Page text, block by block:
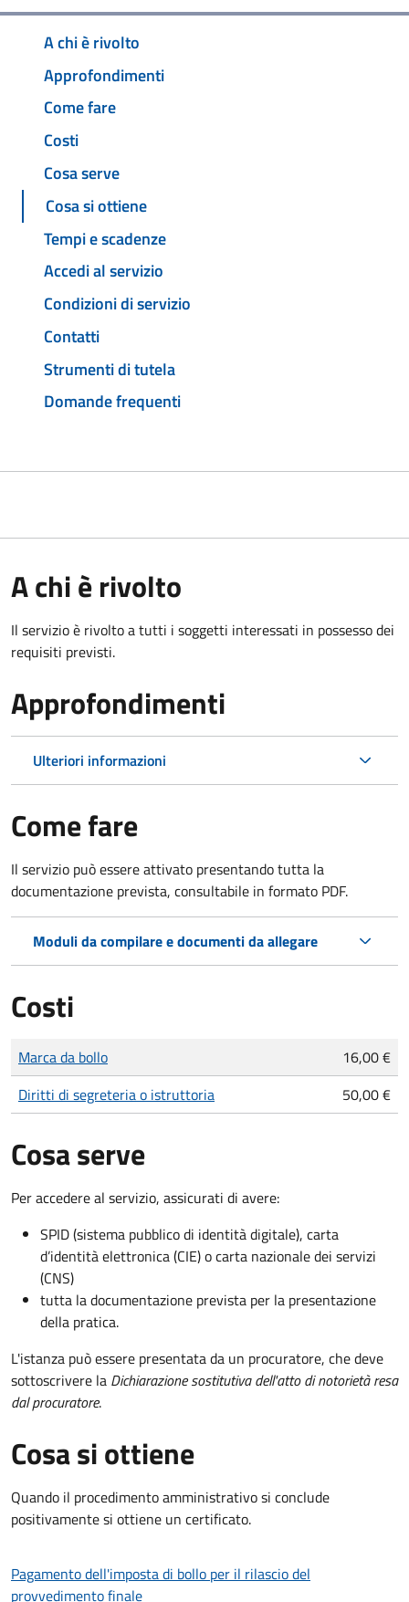
A chi è rivolto
Approfondimenti
Come fare
Costi
Cosa serve
Cosa si ottiene
Tempi e scadenze
Accedi al servizio
Condizioni di servizio
Contatti
Strumenti di tutela
Domande frequenti
A chi è rivolto
Il servizio è rivolto a tutti i soggetti interessati in possesso dei
requisiti previsti.
Approfondimenti
Ulteriori informazioni
Come fare
Il servizio può essere attivato presentando tutta la
documentazione prevista, consultabile in formato PDF.
Moduli da compilare e documenti da allegare
Costi
Tipo di pagamento
Importo
Marca da bollo
16,00 €
Diritti di segreteria o istruttoria
50,00 €
Cosa serve
Per accedere al servizio, assicurati di avere:
SPID (sistema pubblico di identità digitale), carta
d’identità elettronica (CIE) o carta nazionale dei servizi
(CNS)
tutta la documentazione prevista per la presentazione
della pratica.
L'istanza può essere presentata da un procuratore, che deve
sottoscrivere la Dichiarazione sostitutiva dell'atto di notorietà resa
dal procuratore.
Cosa si ottiene
Quando il procedimento amministrativo si conclude
positivamente si ottiene un certificato.
Pagamento dell'imposta di bollo per il rilascio del
provvedimento finale